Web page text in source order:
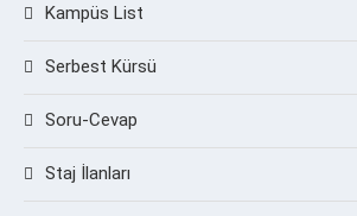
Kampüs List
Serbest Kürsü
Soru-Cevap
Staj İlanları